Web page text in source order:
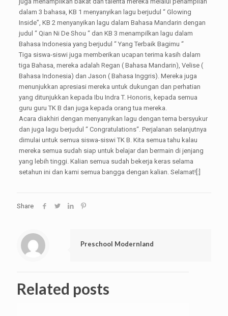
dalam 3 bahasa, KB 1 menyanyikan lagu berjudul “ Glowing
Inside”, KB 2 menyanyikan lagu dalam Bahasa Mandarin dengan
judul “ Qian Ni De Shou “ dan KB 3 menampilkan lagu dalam
Bahasa Indonesia yang berjudul “ Yang Terbaik Bagimu “
Tiga siswa-siswi juga memberikan ucapan terima kasih dalam
tiga Bahasa, mereka adalah Regan ( Bahasa Mandarin), Velise (
Bahasa Indonesia) dan Jason ( Bahasa Inggris). Mereka juga
menunjukkan apresiasi mereka untuk dukungan dan perhatian
yang ditunjukkan kepada Ibu Indra T. Honoris, kepada semua
guru guru TK B dan juga kepada orang tua mereka.
Acara diakhiri dengan menyanyikan lagu dengan tema bersyukur
dan juga lagu berjudul “ Congratulations“. Perjalanan selanjutnya
dimulai untuk semua siswa-siswi TK B. Kita semua tahu kalau
mereka semua sudah siap untuk belajar dan bermain di jenjang
yang lebih tinggi. Kalian semua sudah bekerja keras selama
setahun ini dan kami semua bangga dengan kalian. Selamat![:]
Share
Preschool Modernland
Related posts